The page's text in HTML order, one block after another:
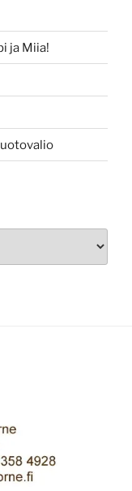
ja Miia!